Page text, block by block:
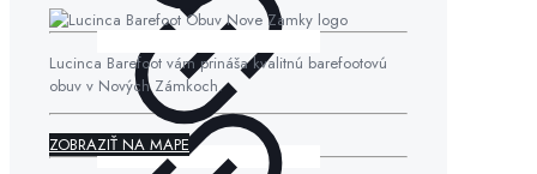
Lucinca Barefoot vám prináša kvalitnú barefootovú
obuv v Nových Zámkoch.
ZOBRAZIŤ NA MAPE